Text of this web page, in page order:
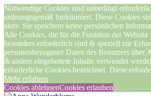
Notwendige Cookies sind unbedingt
ordnungsgemäß funktioniert. Diese Cookies
aktiv. Sie speichern keine persönlichen
Alle Cookies, die für die Funktion der Website
besonders erforderlich sind & speziell zur
personenbezogener Daten des Benutzers über
& andere eingebettete Inhalte verwendet
erforderliche Cookies bezeichnet. Diese
Mehr erfahren
Cookies ablehnenCookies erlauben